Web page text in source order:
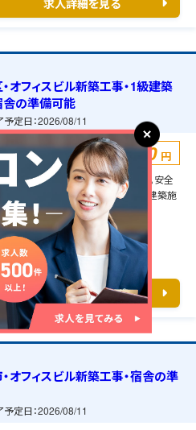
求人詳細を見る
オフィスビル新築工事・1級建築
舎の準備可能
定日：2026/08/11
100,000 円
に伴う建築施工管理のお仕事です。安全
補助業務を担当して頂きます。1級建築施
証）
求人詳細を見る
オフィスビル新築工事・宿舎の準
定日：2026/08/11